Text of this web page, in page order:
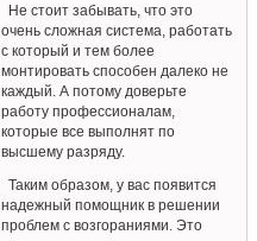
Не стоит забывать, что это
очень сложная система, работать
с который и тем более
монтировать способен далеко не
каждый. А потому доверьте
работу профессионалам,
которые все выполнят по
высшему разряду.
Таким образом, у вас появится
надежный помощник в решении
проблем с возгораниями. Это